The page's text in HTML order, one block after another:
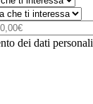
dei dati